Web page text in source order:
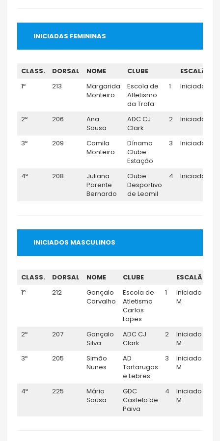
INICIADAS FEMININAS
CLASS. DORSAL NOME CLUBE ESCALÃO
1º
213
Margarida
Monteiro
Escola de
Atletismo
da Trofa
1 Iniciado F
2º 206
Ana
Sousa
ADC CJ
Clark
2 Iniciado F
3º 209
Camila
Monteiro
Dínamo
Clube
Estação
3 Iniciado F
4º 208
Juliana
Parente
Bernardo
Clube
Desportivo
de Leomil
4 Iniciado F
INICIADOS MASCULINOS
CLASS. DORSAL NOME CLUBE ESCALÃO
1º
212
Gonçalo
Carvalho
Escola de
Atletismo
Carlos
Lopes
1
Iniciado
M
2º 207
Gonçalo
Silva
ADC CJ
Clark
2
Iniciado
M
3º 205
Simão
Nunes
AD
Tartarugas
e Lebres
3
Iniciado
M
4º 225
Mário
Sousa
GDC
Castelo de
Paiva
4
Iniciado
M